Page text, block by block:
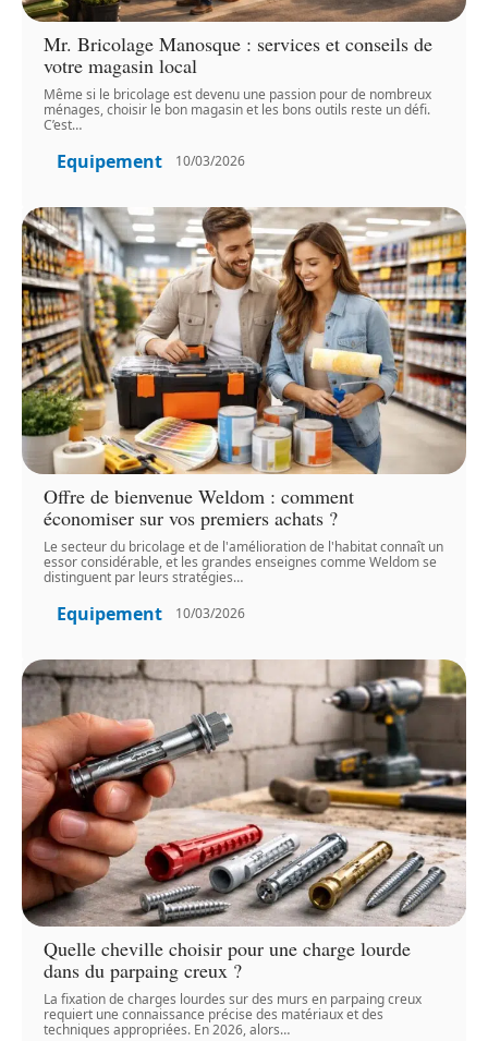
Mr. Bricolage Manosque : services et conseils de
votre magasin local
Même si le bricolage est devenu une passion pour de nombreux
ménages, choisir le bon magasin et les bons outils reste un défi.
C’est…
Equipement 10/03/2026
Offre de bienvenue Weldom : comment
économiser sur vos premiers achats ?
Le secteur du bricolage et de l'amélioration de l'habitat connaît un
essor considérable, et les grandes enseignes comme Weldom se
distinguent par leurs stratégies…
Equipement 10/03/2026
Quelle cheville choisir pour une charge lourde
dans du parpaing creux ?
La fixation de charges lourdes sur des murs en parpaing creux
requiert une connaissance précise des matériaux et des
techniques appropriées. En 2026, alors…